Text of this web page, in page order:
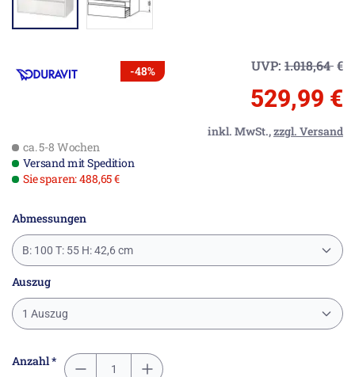
-48% UVP: 1.018,64€
529,99 €
inkl. MwSt.,zzgl. Versand
ca. 5-8 Wochen
Versand mit Spedition
Sie sparen: 488,65 €
Abmessungen
B: 100 T: 55 H: 42,6 cm
Auszug
1 Auszug
Anzahl *